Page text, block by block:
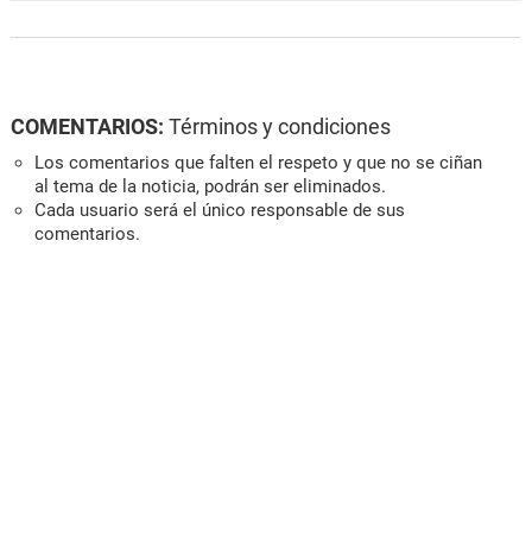
COMENTARIOS: Términos y condiciones
Los comentarios que falten el respeto y que no se ciñan
al tema de la noticia, podrán ser eliminados.
Cada usuario será el único responsable de sus
comentarios.